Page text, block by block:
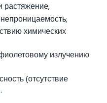
растяжение;
химических
излучению
(отсутствие